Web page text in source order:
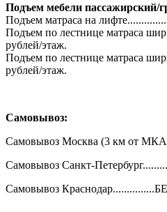
Подъем мебели пассажирский/
Подъем матраса на
Подъем по лестнице матраса
рублей/этаж.
Подъем по лестнице матраса
рублей/этаж.
Самовывоз:
Самовывоз Москва (3 км от
Самовывоз Санкт-
Самовывоз